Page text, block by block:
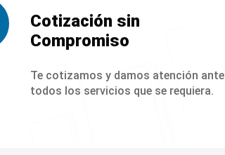
Cotización sin
Compromiso
Te cotizamos y damos atención ante
todos los servicios que se requiera.